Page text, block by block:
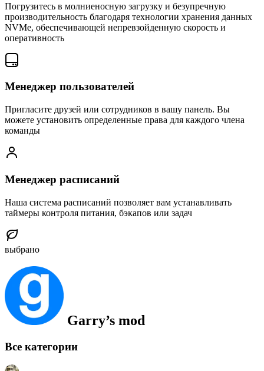
Погрузитесь в молниеносную загрузку и безупречную
производительность благодаря технологии хранения данных
NVMe, обеспечивающей непревзойденную скорость и
оперативность
Менеджер пользователей
Пригласите друзей или сотрудников в вашу панель. Вы
можете установить определенные права для каждого члена
команды
Менеджер расписаний
Наша система расписаний позволяет вам устанавливать
таймеры контроля питания, бэкапов или задач
выбрано
Garry’s mod
Все категории